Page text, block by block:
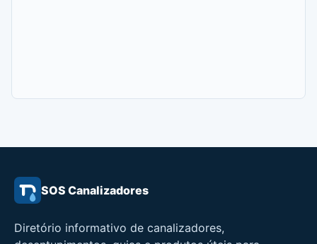
SOS Canalizadores
Diretório informativo de canalizadores,